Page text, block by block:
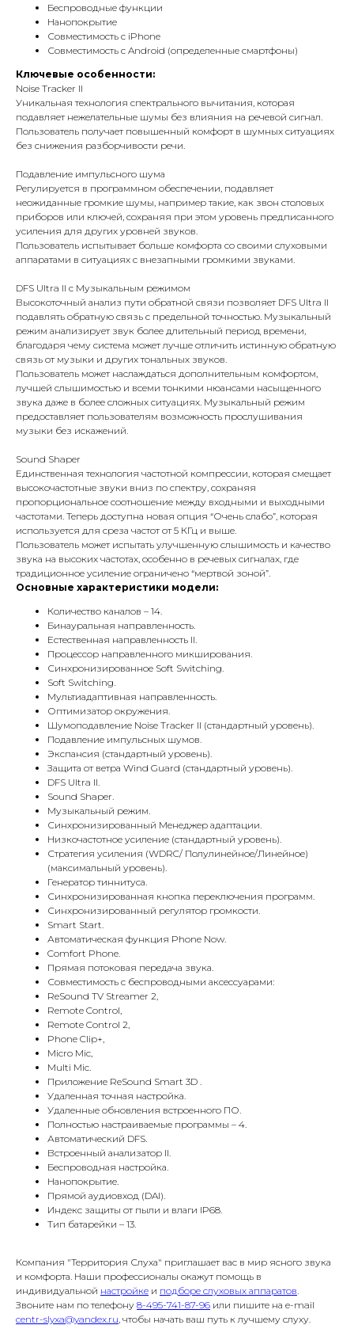
Беспроводные функции
Нанопокрытие
Совместимость с iPhone
Совместимость с Android (определенные смартфоны)
Ключевые особенности:
Noise Tracker II
Уникальная технология спектрального вычитания, которая
подавляет нежелательные шумы без влияния на речевой сигнал.
Пользователь получает повышенный комфорт в шумных ситуациях
без снижения разборчивости речи.
Подавление импульсного шума
Регулируется в программном обеспечении, подавляет
неожиданные громкие шумы, например такие, как звон столовых
приборов или ключей, сохраняя при этом уровень предписанного
усиления для других уровней звуков.
Пользователь испытывает больше комфорта со своими слуховыми
аппаратами в ситуациях с внезапными громкими звуками.
DFS Ultra II с Музыкальным режимом
Высокоточный анализ пути обратной связи позволяет DFS Ultra II
подавлять обратную связь с предельной точностью. Музыкальный
режим анализирует звук более длительный период времени,
благодаря чему система может лучше отличить истинную обратную
связь от музыки и других тональных звуков.
Пользователь может наслаждаться дополнительным комфортом,
лучшей слышимостью и всеми тонкими нюансами насыщенного
звука даже в более сложных ситуациях. Музыкальный режим
предоставляет пользователям возможность прослушивания
музыки без искажений.
Sound Shaper
Единственная технология частотной компрессии, которая смещает
высокочастотные звуки вниз по спектру, сохраняя
пропорциональное соотношение между входными и выходными
частотами. Теперь доступна новая опция “Очень слабо”, которая
используется для среза частот от 5 КГц и выше.
Пользователь может испытать улучшенную слышимость и качество
звука на высоких частотах, особенно в речевых сигналах, где
традиционное усиление ограничено “мертвой зоной”.
Основные характеристики модели:
Количество каналов – 14.
Бинауральная направленность.
Естественная направленность II.
Процессор направленного микширования.
Синхронизированное Soft Switching.
Soft Switching.
Мультиадаптивная направленность.
Оптимизатор окружения.
Шумоподавление Noise Tracker II (стандартный уровень).
Подавление импульсных шумов.
Экспансия (стандартный уровень).
Защита от ветра Wind Guard (стандартный уровень).
DFS Ultra II.
Sound Shaper.
Музыкальный режим.
Синхронизированный Менеджер адаптации.
Низкочастотное усиление (стандартный уровень).
Стратегия усиления (WDRC/ Полулинейное/Линейное)
(максимальный уровень).
Генератор тиннитуса.
Синхронизированная кнопка переключения программ.
Синхронизированный регулятор громкости.
Smart Start.
Автоматическая функция Phone Now.
Comfort Phone.
Прямая потоковая передача звука.
Совместимость с беспроводными аксессуарами:
ReSound TV Streamer 2,
Remote Control,
Remote Control 2,
Phone Clip+,
Micro Mic,
Multi Mic.
Приложение ReSound Smart 3D .
Удаленная точная настройка.
Удаленные обновления встроенного ПО.
Полностью настраиваемые программы – 4.
Автоматический DFS.
Встроенный анализатор II.
Беспроводная настройка.
Нанопокрытие.
Прямой аудиовход (DAI).
Индекс защиты от пыли и влаги IP68.
Тип батарейки – 13.
Компания "Территория Слуха" приглашает вас в мир ясного звука
и комфорта. Наши профессионалы окажут помощь в
индивидуальной настройке и подборе слуховых аппаратов.
Звоните нам по телефону 8-495-741-87-96 или пишите на e-mail
centr-slyxa@yandex.ru, чтобы начать ваш путь к лучшему слуху.